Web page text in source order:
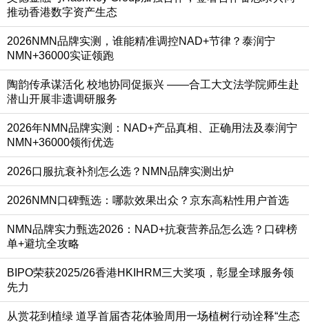
推动香港数字资产生态
2026NMN品牌实测，谁能精准调控NAD+节律？泰润宁
NMN+36000实证领跑
陶韵传承谋活化 校地协同促振兴 ——合工大文法学院师生赴
潜山开展非遗调研服务
2026年NMN品牌实测：NAD+产品真相、正确用法及泰润宁
NMN+36000领衔优选
2026口服抗衰补剂怎么选？NMN品牌实测出炉
2026NMN口碑甄选：哪款效果出众？京东高粘性用户首选
NMN品牌实力甄选2026：NAD+抗衰营养品怎么选？口碑榜
单+避坑全攻略
BIPO荣获2025/26香港HKIHRM三大奖项，彰显全球服务领
先力
从赏花到植绿 道孚首届杏花体验周用一场植树行动诠释“生态